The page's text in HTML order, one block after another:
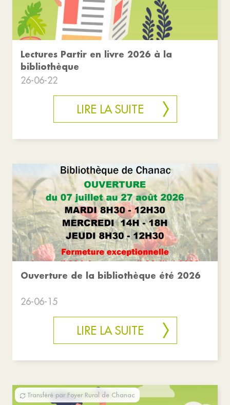
Lectures Partir en livre 2026 à la
bibliothèque
26-06-22
LIRE LA SUITE
Ouverture de la bibliothèque été 2026
26-06-15
LIRE LA SUITE
Transféré par Foyer Rural de Chanac